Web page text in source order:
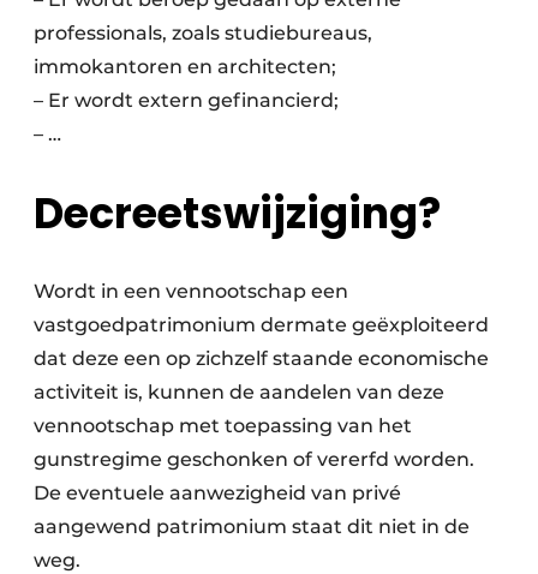
professionals, zoals studie­bureaus,
immokantoren en architecten;
– Er wordt extern gefinancierd;
– …
Decreetswijziging?
Wordt in een vennootschap een
vastgoedpatrimonium dermate geëxploiteerd
dat deze een op zichzelf staande economische
activiteit is, kunnen de aandelen van deze
vennootschap met toepassing van het
gunstregime geschonken of vererfd worden.
De eventuele aanwezigheid van privé
aangewend patrimonium staat dit niet in de
weg.